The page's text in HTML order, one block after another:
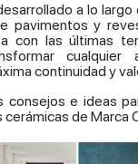
a lo largo
pavimentos y
con las últimas
cualquier
continuidad y
consejos e ideas
de Marca